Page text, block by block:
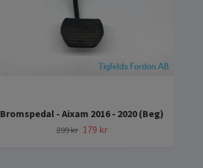
Bromspedal - Aixam 2016 - 2020 (Beg)
299 kr 179 kr